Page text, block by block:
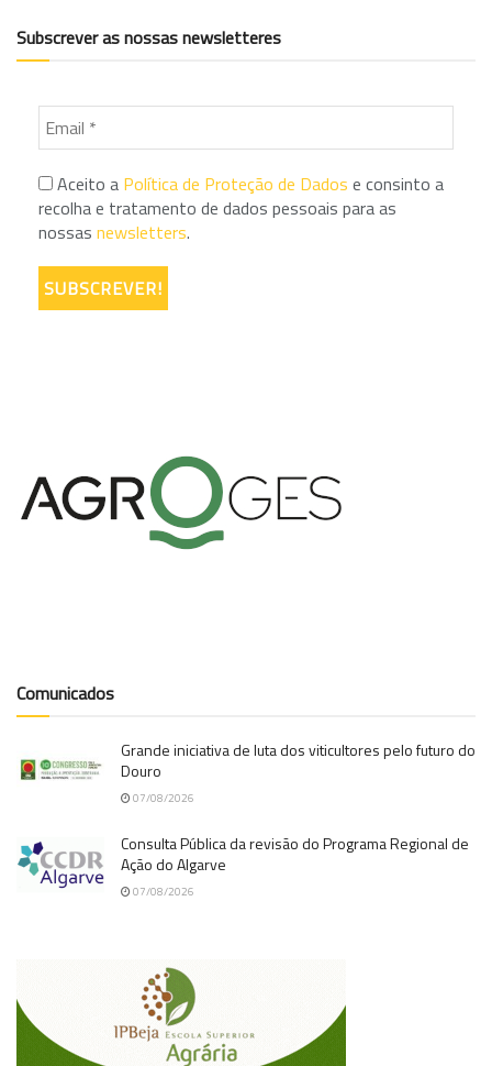
Subscrever as nossas newsletteres
Aceito a Política de Proteção de Dados e consinto a
recolha e tratamento de dados pessoais para as
nossas newsletters.
Comunicados
Grande iniciativa de luta dos viticultores pelo futuro do
Douro
07/08/2026
Consulta Pública da revisão do Programa Regional de
Ação do Algarve
07/08/2026